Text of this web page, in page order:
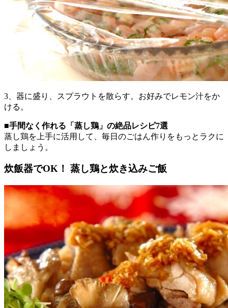
3、器に盛り、スプラウトを散らす。お好みでレモン汁をか
ける。
■手間なく作れる「蒸し鶏」の絶品レシピ7選
蒸し鶏を上手に活用して、毎日のごはん作りをもっとラクに
しましょう。
炊飯器でOK！ 蒸し鶏と炊き込みご飯